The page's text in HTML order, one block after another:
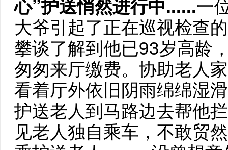
心”护送悄然进行中......一
大爷引起了正在巡视检查
攀谈了解到他已93岁高龄
匆匆来厅缴费。协助老人
看着厅外依旧阴雨绵绵湿
护送老人到马路边去帮他
见老人独自乘车，不敢贸